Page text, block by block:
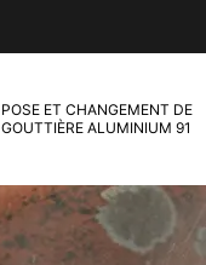
POSE ET CHANGEMENT DE
GOUTTIÈRE ALUMINIUM 91